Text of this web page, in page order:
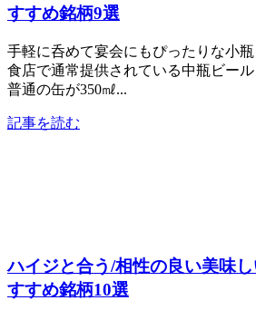
すすめ銘柄9選
手軽に呑めて宴会にもぴったりな小
食店で通常提供されている中瓶ビール
普通の缶が350㎖...
記事を読む
ハイジと合う/相性の良い美味
すすめ銘柄10選